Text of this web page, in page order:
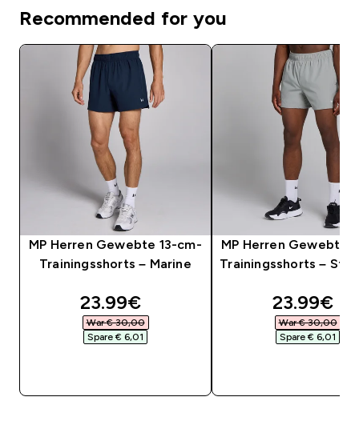
Recommended for you
MP Herren Gewebte 13-cm-
Trainingsshorts – Marine
discounted price
23.99€‎
War € 30,00‎
Spare € 6,01‎
MP Herren Gewebte
Trainingsshorts –
23.99€‎
War € 30,00‎
Spare € 6,01‎